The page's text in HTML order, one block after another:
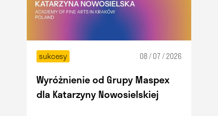
sukcesy 08 / 07 / 2026
Wyróżnienie od Grupy Maspex
dla Katarzyny Nowosielskiej